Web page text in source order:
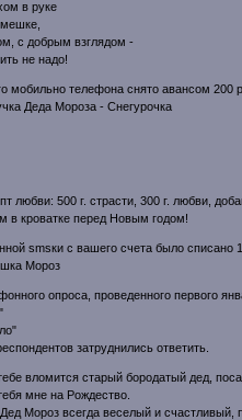
в руке
с добрым взглядом -
не надо!
мобильно телефона снято авансом 200
Деда Мороза - Снегурочка
любви: 500 г. страсти, 300 г. любви,
в кроватке перед Новым годом!
smsки с вашего счета было
Мороз
опроса, проведенного первого
затруднились ответить.
вломится старый бородатый дед,
мне на Рождество.
Мороз всегда веселый и счастливый,